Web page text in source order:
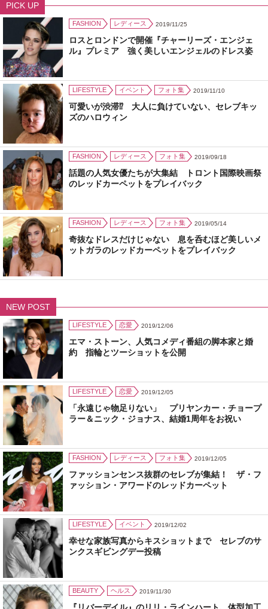
PICK UP
FASHION レディース 2019/11/25
ロスとロンドンで開催『チャーリーズ・エンジェ
ル』プレミア 強く美しいエンジェルのドレス姿
LIFESTYLE イベント フォト集 2019/11/10
可愛いが渋滞⁉ 大人に負けていない、セレブキッ
ズのハロウィン
FASHION レディース フォト集 2019/09/18
話題の人気女優たちが大集結 トロント国際映画祭
のレッドカーペットをプレイバック
FASHION レディース フォト集 2019/05/14
奇抜なドレスだけじゃない 息を呑むほど美しいメ
ットガラのレッドカーペットをプレイバック
NEW POST
LIFESTYLE 恋愛 2019/12/06
エマ・ストーン、人気コメディ番組の脚本家と婚
約 指輪とツーショットを公開
LIFESTYLE 恋愛 2019/12/05
「永遠じゃ物足りない」 プリヤンカー・チョープ
ラー＆ニック・ジョナス、結婚1周年をお祝い
FASHION レディース フォト集 2019/12/05
ファッションセンス抜群のセレブが集結！ ザ・フ
ァッション・アワードのレッドカーペット
LIFESTYLE イベント 2019/12/02
幸せな家族写真からキスショットまで セレブのサ
ンクスギビングデー投稿
BEAUTY ヘルス 2019/11/30